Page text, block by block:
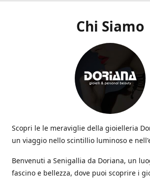
Chi Siamo
Scopri le le meraviglie della gioielleria
un viaggio nello scintillio luminoso e
Benvenuti a Senigallia da Doriana, un
fascino e bellezza, dove puoi scoprire i